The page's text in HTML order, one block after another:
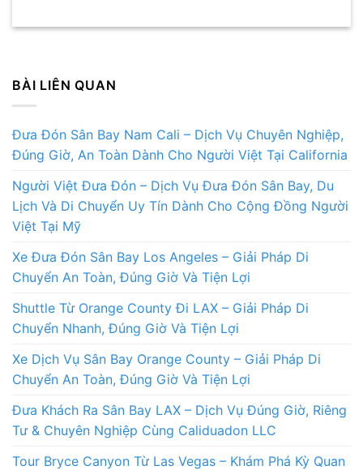
BÀI LIÊN QUAN
Đưa Đón Sân Bay Nam Cali – Dịch Vụ Chuyên Nghiệp,
Đúng Giờ, An Toàn Dành Cho Người Việt Tại California
Người Việt Đưa Đón – Dịch Vụ Đưa Đón Sân Bay, Du
Lịch Và Di Chuyển Uy Tín Dành Cho Cộng Đồng Người
Việt Tại Mỹ
Xe Đưa Đón Sân Bay Los Angeles – Giải Pháp Di
Chuyển An Toàn, Đúng Giờ Và Tiện Lợi
Shuttle Từ Orange County Đi LAX – Giải Pháp Di
Chuyển Nhanh, Đúng Giờ Và Tiện Lợi
Xe Dịch Vụ Sân Bay Orange County – Giải Pháp Di
Chuyển An Toàn, Đúng Giờ Và Tiện Lợi
Đưa Khách Ra Sân Bay LAX – Dịch Vụ Đúng Giờ, Riêng
Tư & Chuyên Nghiệp Cùng Caliduadon LLC
Tour Bryce Canyon Từ Las Vegas – Khám Phá Kỳ Quan